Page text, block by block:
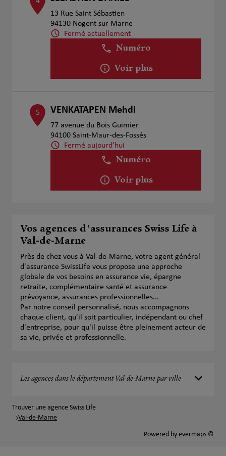
13 Rue Saint Sébastien
94130 Nogent sur Marne
Fermé actuellement
Numéro
Voir plus
5 VENKATAPEN Mehdi
77 avenue du Bois Guimier
94100 Saint-Maur-des-Fossés
Fermé aujourd'hui
Numéro
Voir plus
Vos agences d'assurances Swiss Life à
Val-de-Marne
Près de chez vous à Val-de-Marne, votre agent général
d'assurance SwissLife vous propose une approche
globale de vos besoins en assurance vie, épargne
retraite, complémentaire santé et assurance
prévoyance, assurances professionnelles...
Par notre conseil personnalisé, nous accompagnons
chaque client, qu'il soit particulier, indépendant ou chef
d'entreprise, pour qu'il puisse être pleinement acteur de
sa vie, privée et professionnelle.
Les agences dans le département Val-de-Marne par ville
Trouver une agence Swiss Life
Val-de-Marne
Powered by evermaps ©